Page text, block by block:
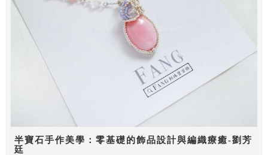
半寶石手作美學：零基礎的飾品設計與編織療癒-劉芳
廷